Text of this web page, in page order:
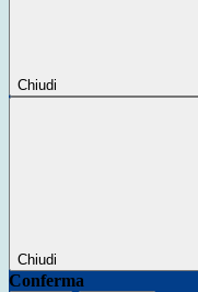
Chiudi
Chiudi
Conferma